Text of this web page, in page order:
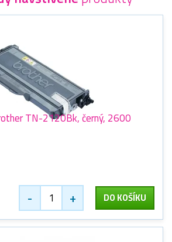
TN-2120Bk, černý, 2600
- + DO KOŠÍKU